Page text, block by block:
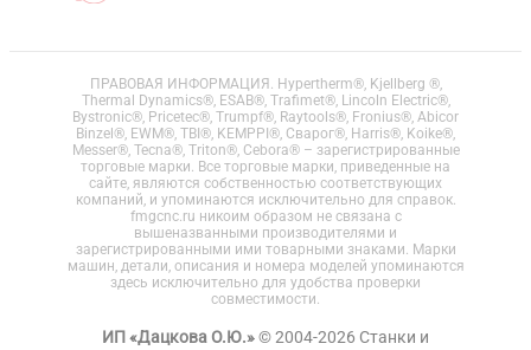
ПРАВОВАЯ ИНФОРМАЦИЯ. Hypertherm®, Kjellberg ®,
Thermal Dynamics®, ESAB®, Trafimet®, Lincoln Electric®,
Bystronic®, Pricetec®, Trumpf®, Raytools®, Fronius®, Abicor
Binzel®, EWM®, TBI®, KEMPPI®, Сварог®, Harris®, Koike®,
Messer®, Tecna®, Triton®, Cebora® – зарегистрированные
торговые марки. Все торговые марки, приведенные на
сайте, являются собственностью соответствующих
компаний, и упоминаются исключительно для справок.
fmgcnc.ru никоим образом не связана с
вышеназванными производителями и
зарегистрированными ими товарными знаками. Марки
машин, детали, описания и номера моделей упоминаются
здесь исключительно для удобства проверки
совместимости.
ИП «Дацкова О.Ю.»© 2004-2026 Станки и